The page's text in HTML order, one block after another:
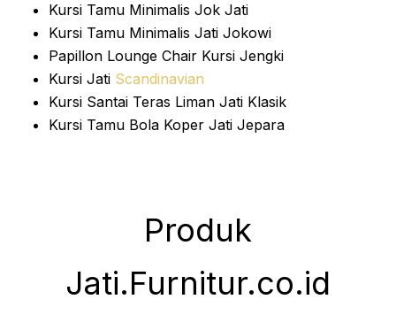
Kursi Tamu Minimalis Jok Jati
Kursi Tamu Minimalis Jati Jokowi
Papillon Lounge Chair Kursi Jengki
Kursi Jati Scandinavian
Kursi Santai Teras Liman Jati Klasik
Kursi Tamu Bola Koper Jati Jepara
Produk
Jati.Furnitur.co.id